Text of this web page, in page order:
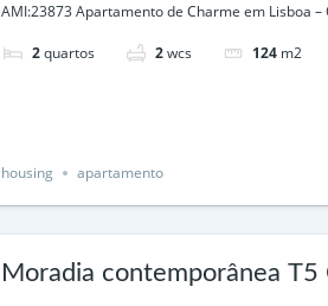
AMI:23873 Apartamento de Charme em Lisboa
2quartos 2wcs 124 m2
housing apartamento
Moradia contemporânea T5